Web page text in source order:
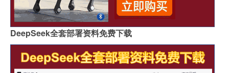
DeepSeek全套部署资料免费下载